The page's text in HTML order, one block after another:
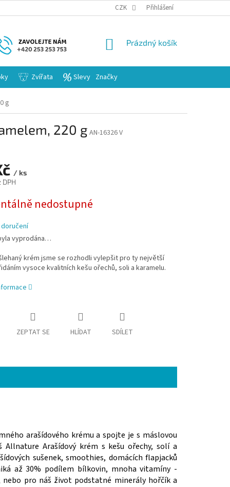
CZK Přihlášení
NÁKUPNÍ
Prázdný košík
Zvířata Slevy Značky
g
220 g AN-16326 V
/ ks
DPH
nedostupné
vyprodána…
krém jsme se rozhodli vylepšit pro ty největší
vysoce kvalitních kešu ořechů, soli a karamelu.
ZEPTAT SE HLÍDAT SDÍLET
arašídového krému a spojte je s máslovou
Arašídový krém s kešu ořechy, solí a
sušenek, smoothies, domácích flapjacků
až 30% podílem bílkovin, mnoha vitamíny -
pro náš život podstatné minerály hořčík a